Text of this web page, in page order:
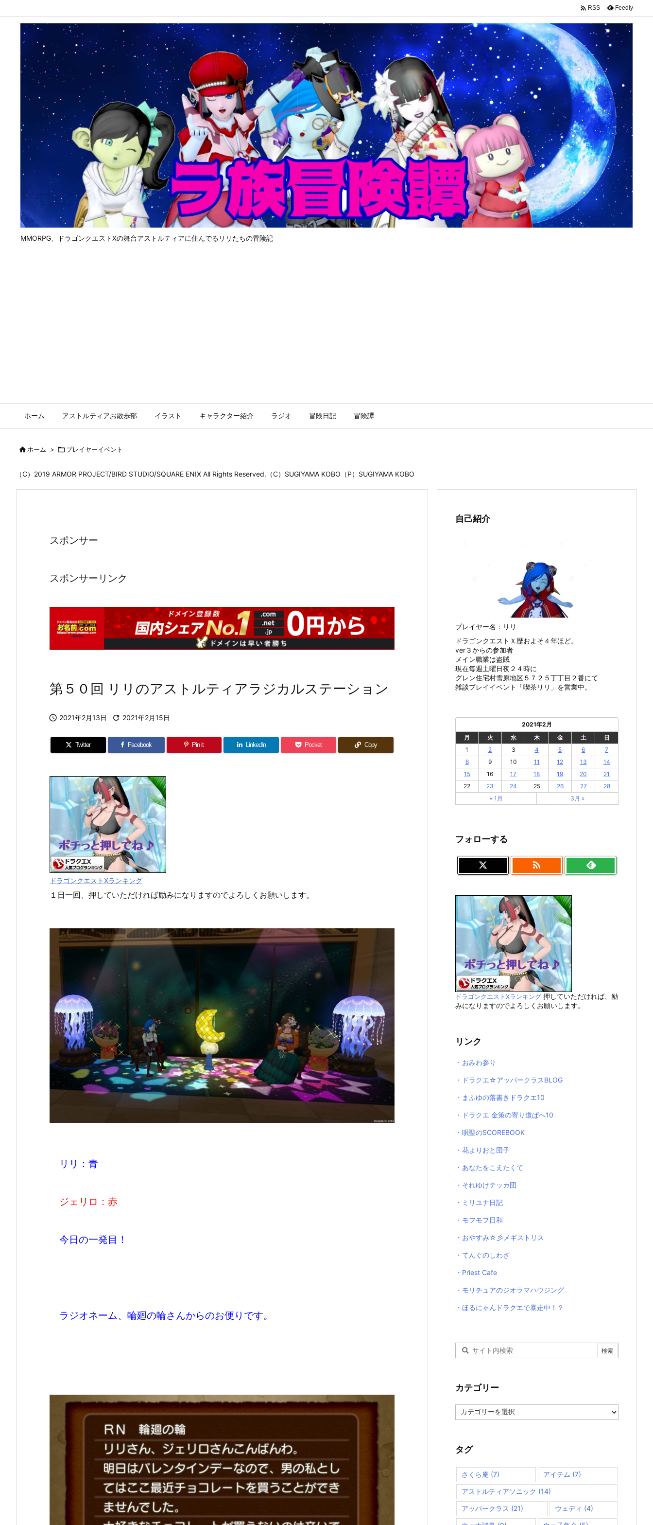
MMORPG、ドラゴンクエストⅩの舞台アストルティアに住んでるリリたちの冒険記
ホーム アストルティアお散歩部 イラスト キャラクター紹介 ラジオ 冒険日記 冒険譚
 RSS Feedly
ホーム > プレイヤーイベント
（C）2019 ARMOR PROJECT/BIRD STUDIO/SQUARE ENIX All Rights Reserved.（C）SUGIYAMA KOBO（P）SUGIYAMA KOBO
スポンサー
スポンサーリンク
第５０回 リリのアストルティアラジカルステーション
 2021年2月13日  2021年2月15日
Twitter Facebook Pin it LinkedIn Pocket Copy
ドラゴンクエストXランキング
１日一回、押していただければ励みになりますのでよろしくお願いします。
リリ：青
ジェリロ：赤
今日の一発目！
ラジオネーム、輪廻の輪さんからのお便りです。
自己紹介
プレイヤー名：リリ
ドラゴンクエストＸ歴およそ４年ほど。
ver３からの参加者
メイン職業は盗賊
現在毎週土曜日夜２４時に
グレン住宅村雪原地区５７２５丁丁目２番にて
雑談プレイイベント「喫茶リリ」を営業中。
2021年2月
月
火 水 木 金 土
日
1
2 3 4 5 6
7
8
9 10 11 12 13
14
15
16 17 18 19 20
21
22
23 24 25 26 27
28
« 1月
3月 »
フォローする

ドラゴンクエストXランキング 押していただければ、励
みになりますのでよろしくお願いします。
リンク
・おみわ参り
・ドラクエ☆アッパークラスBLOG
・まふゆの落書きドラクエ10
・ドラクエ 金策の寄り道ぱへ10
・唄聖のSCOREBOOK
・花よりおと団子
・あなたをこえたくて
・それゆけテッカ団
・ミリユナ日記
・モフモフ日和
・おやすみ☆彡メギストリス
・てんぐのしわざ
・Priest Cafe
・モリチュアのジオラマハウジング
・ほるにゃんドラクエで暴走中！？
カテゴリー
テ
ー
タグ
さくら庵 (7) アイテム (7)
アストルティアソニック (14)
アッパークラス (21) ウェディ (4)